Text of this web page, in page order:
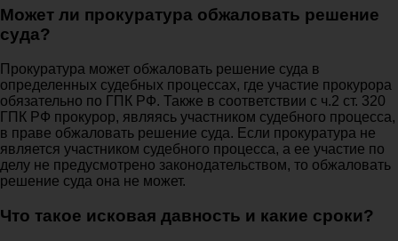
Может ли прокуратура обжаловать решение
суда?
Прокуратура может обжаловать решение суда в
определенных судебных процессах, где участие прокурора
обязательно по ГПК РФ. Также в соответствии с ч.2 ст. 320
ГПК РФ прокурор, являясь участником судебного процесса,
в праве обжаловать решение суда. Если прокуратура не
является участником судебного процесса, а ее участие по
делу не предусмотрено законодательством, то обжаловать
решение суда она не может.
Что такое исковая давность и какие сроки?